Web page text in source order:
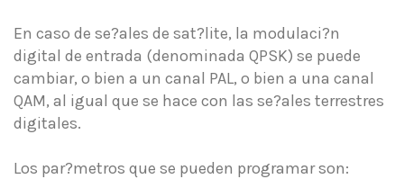
En caso de se?ales de sat?lite, la modulaci?n
digital de entrada (denominada QPSK) se puede
cambiar, o bien a un canal PAL, o bien a una canal
QAM, al igual que se hace con las se?ales terrestres
digitales.
Los par?metros que se pueden programar son: